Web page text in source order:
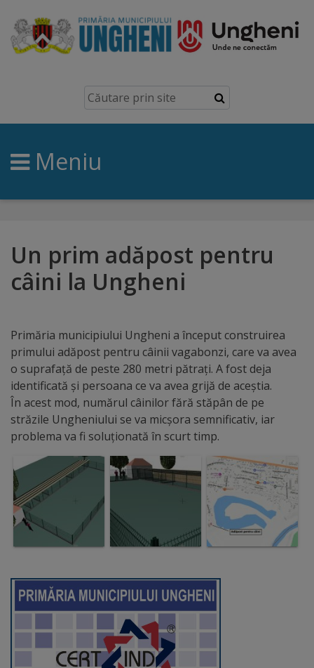
Ungheni
Prezentare
generală
Simbolurile
brand
Orașe
Distincții
Cetățeni
de
onoare
Deținători
ai
titlului
„Merite
Ungheni”
Diplome
de
Meniu
Un prim adăpost pentru
câini la Ungheni
Primăria municipiului Ungheni a început construirea
primului adăpost pentru câinii vagabonzi, care va avea
o suprafață de peste 280 metri pătrați. A fost deja
identificată și persoana ce va avea grijă de aceștia.
În acest mod, numărul câinilor fără stăpân de pe
străzile Ungheniului se va micșora semnificativ, iar
problema va fi soluționată în scurt timp.